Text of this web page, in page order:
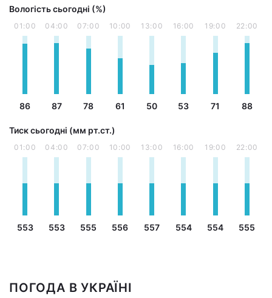
Вологість сьогодні (%)
01:00
86
04:00
87
07:00
78
10:00
61
13:00
50
16:00
53
19:00
71
22:00
88
Тиск сьогодні (мм рт.ст.)
01:00
553
04:00
553
07:00
555
10:00
556
13:00
557
16:00
554
19:00
554
22:00
555
ПОГОДА В УКРАЇНІ